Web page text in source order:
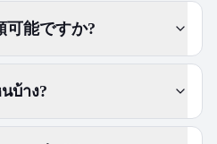
可能ですか?
บ้าง?